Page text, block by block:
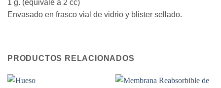
1 g. (equivale a 2 cc)
Envasado en frasco vial de vidrio y blister sellado.
PRODUCTOS RELACIONADOS